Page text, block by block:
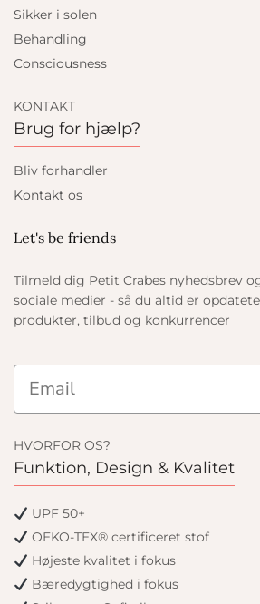
Sikker i solen
Behandling
Consciousness
KONTAKT
Brug for hjælp?
Bliv forhandler
Kontakt os
Let's be friends
Tilmeld dig Petit Crabes nyhedsbrev
sociale medier - så du altid er
produkter, tilbud og konkurrencer
HVORFOR OS?
Funktion, Design & Kvalitet
UPF 50+
OEKO-TEX® certificeret stof
Højeste kvalitet i fokus
Bæredygtighed i fokus